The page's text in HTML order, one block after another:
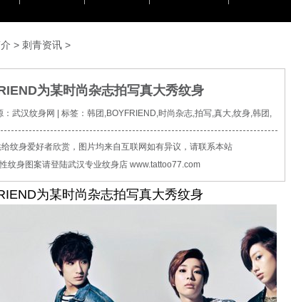
> 刺青资讯 >
为某时尚杂志拍写真大秀纹身
武汉纹身网 | 标签：韩团,BOYFRIEND,时尚杂志,拍写,真大,纹身,韩团,
纹身爱好者欣赏，图片均来自互联网如有异议，请联系本站
纹身图案请登陆武汉专业纹身店 www.tattoo77.com
为某时尚杂志拍写真大秀纹身